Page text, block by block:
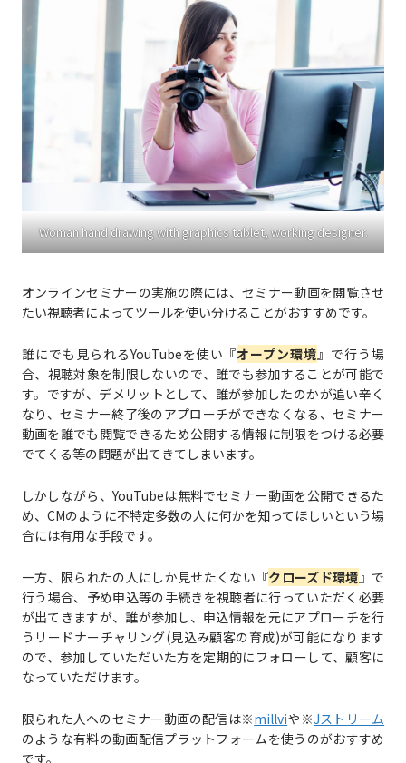
Woman hand drawing with graphics tablet, working designer.
オンラインセミナーの実施の際には、セミナー動画を閲覧させ
たい視聴者によってツールを使い分けることがおすすめです。
誰にでも見られるYouTubeを使い『オープン環境 』で行う場
合、視聴対象を制限しないので、誰でも参加することが可能で
す。ですが、デメリットとして、誰が参加したのかが追い辛く
なり、セミナー終了後のアプローチができなくなる、セミナー
動画を誰でも閲覧できるため公開する情報に制限をつける必要
でてくる等の問題が出てきてしまいます。
しかしながら、YouTubeは無料でセミナー動画を公開できるた
め、CMのように不特定多数の人に何かを知ってほしいという場
合には有用な手段です。
一方、限られたの人にしか見せたくない『クローズド環境 』で
行う場合、予め申込等の手続きを視聴者に行っていただく必要
が出てきますが、誰が参加し、申込情報を元にアプローチを行
うリードナーチャリング(見込み顧客の育成)が可能になります
ので、参加していただいた方を定期的にフォローして、顧客に
なっていただけます。
限られた人へのセミナー動画の配信は※millviや※Jストリーム
のような有料の動画配信プラットフォームを使うのがおすすめ
です。